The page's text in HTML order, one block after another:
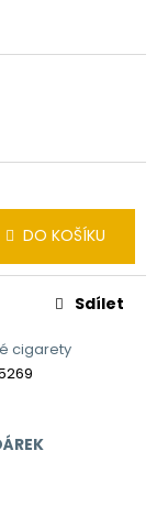
DO KOŠÍKU
cigarety
Sdílet